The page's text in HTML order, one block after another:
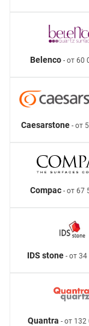
Belenco- от 60
Caesarstone - от
Compac- от 67
IDS stone - от
Quantra - от 132